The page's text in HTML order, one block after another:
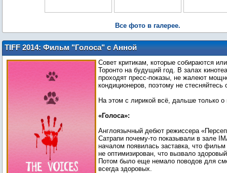
Все фото в галерее.
TIFF 2014: Фильм "Голоса" с Анной
Кендрик
Совет критикам, которые собираются
Торонто на будущий год. В залах
проходят пресс-показы, не жалеют
кондиционеров, поэтому не стесняйтесь
На этом с лирикой всё, дальше только о
«Голоса»:
Англоязычный дебют режиссера
Сатрапи почему-то показывали в зале
началом появилась заставка, что
не оптимизирован, что вызвало
Потом было еще немало поводов для
всегда здоровых.